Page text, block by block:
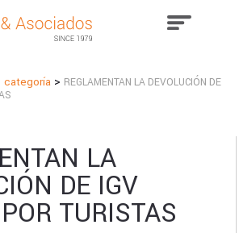
categoría > REGLAMENTAN LA DEVOLUCIÓN DE
LA
DE IGV
TURISTAS